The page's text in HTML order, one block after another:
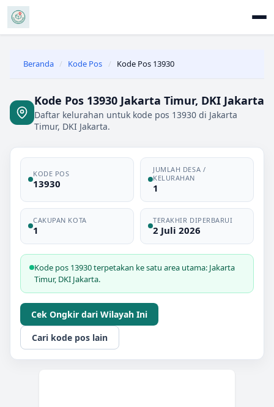
Beranda / Kode Pos / Kode Pos 13930
Kode Pos 13930 Jakarta Timur, DKI Jakarta
Daftar kelurahan untuk kode pos 13930 di Jakarta
Timur, DKI Jakarta.
KODE POS
13930
JUMLAH DESA /
KELURAHAN
1
CAKUPAN KOTA
1
TERAKHIR DIPERBARUI
2 Juli 2026
Kode pos 13930 terpetakan ke satu area utama: Jakarta
Timur, DKI Jakarta.
Cek Ongkir dari Wilayah Ini
Cari kode pos lain